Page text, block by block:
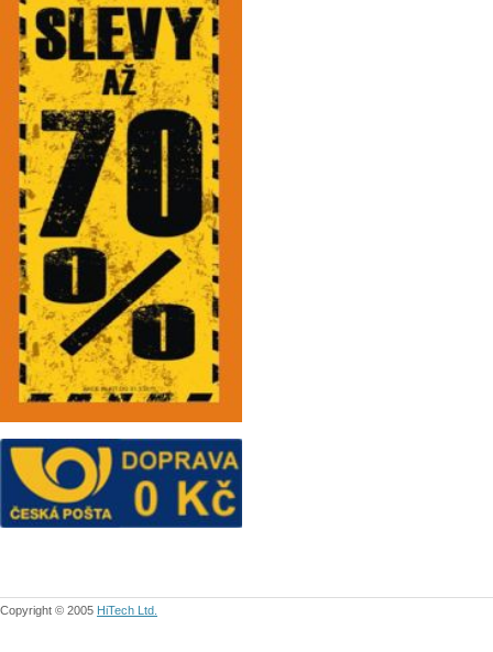
Copyright © 2005 HiTech Ltd.